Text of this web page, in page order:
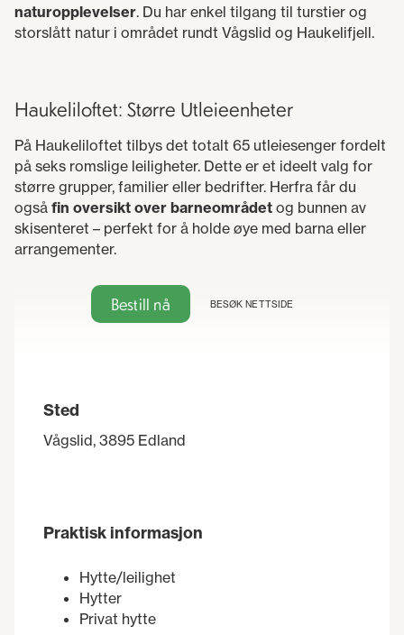
naturopplevelser. Du har enkel tilgang til turstier og
storslått natur i området rundt Vågslid og Haukelifjell.
Haukeliloftet: Større Utleieenheter
På Haukeliloftet tilbys det totalt 65 utleiesenger fordelt
på seks romslige leiligheter. Dette er et ideelt valg for
større grupper, familier eller bedrifter. Herfra får du
også fin oversikt over barneområdet og bunnen av
skisenteret – perfekt for å holde øye med barna eller
arrangementer.
Bestill nå BESØK NETTSIDE
Sted
Vågslid, 3895 Edland
Praktisk informasjon
Hytte/leilighet
Hytter
Privat hytte